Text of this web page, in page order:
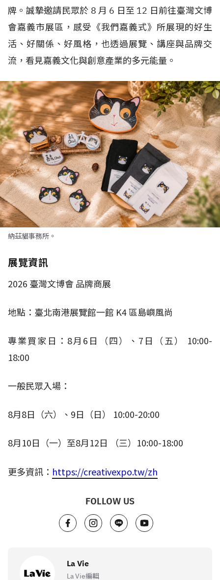
牌。誠摯邀請民眾於 8 月 6 日至 12 日前往臺灣文博
會嘉義市展區，感受《我們嘉義式》所展現的好生
活、好關係、好風格，也透過展覽、講座與品牌交
流，看見嘉義文化與創意產業的多元能量。
納茲貓事務所。
展覽資訊
2026 臺灣文博會 品牌商展
地點：臺北南港展覽館一館 K4區島嶼風尚
專業買家日： 8月 6 日（四）、 7 日（五）
10:00-
18:00​
一般民眾入場：
8月8日（六）、 9日（日） 10:00-20:00
8月10日（一）至8月12日 （三） 10:00-18:00
更多資訊： https://creativexpo.tw/zh
FOLLOW US
La Vie
La Vie編輯